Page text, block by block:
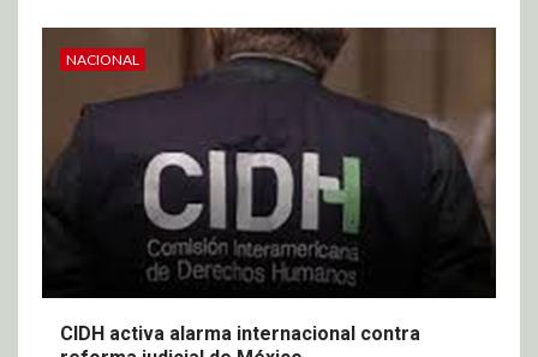
NACIONAL
CIDH activa alarma internacional contra